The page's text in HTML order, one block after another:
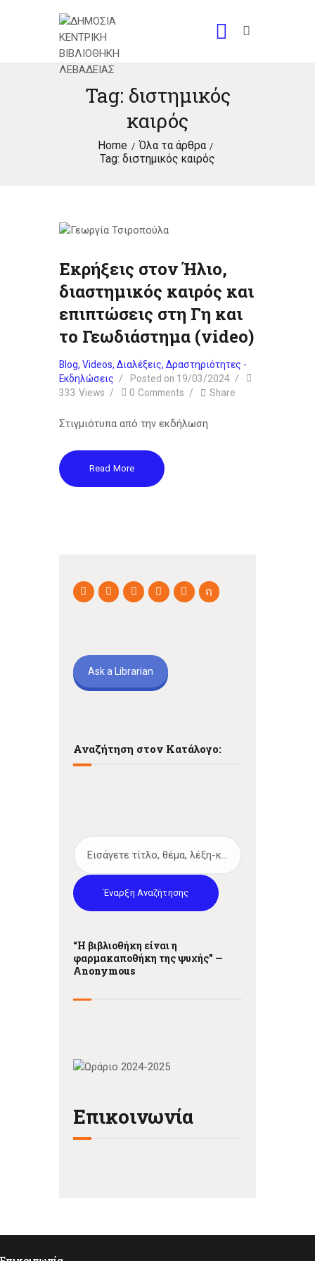
Tag: διστημικός
καιρός
Home
Όλα τα άρθρα
Tag: διστημικός καιρός
Εκρήξεις στον Ήλιο,
διαστημικός καιρός και
επιπτώσεις στη Γη και
το Γεωδιάστημα (video)
Blog, Videos, Διαλέξεις, Δραστηριότητες -
Εκδηλώσεις
Posted on 19/03/2024
333 Views 0 Comments Share
Στιγμιότυπα από την εκδήλωση
Read More
Ask a Librarian
Αναζήτηση στον Κατάλογο:
Έναρξη Αναζήτησης
“Η βιβλιοθήκη είναι η
φαρμακαποθήκη της ψυχής” —
Anonymous
Επικοινωνία